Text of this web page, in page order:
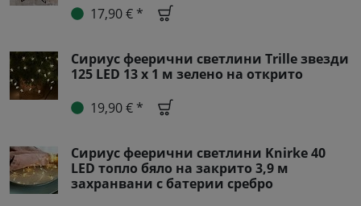
17,90 € *
Сириус феерични светлини Trille звезди
125 LED 13 х 1 м зелено на открито
19,90 € *
Сириус феерични светлини Knirke 40
LED топло бяло на закрито 3,9 м
захранвани с батерии сребро